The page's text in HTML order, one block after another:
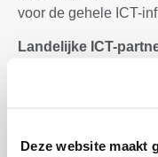
Deze website maakt
voor de gehele ICT-
Landelijke ICT-
Trends ICT Groep
ICT-partner levert en